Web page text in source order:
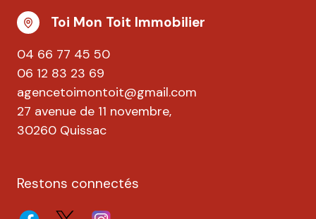
Toi Mon Toit Immobilier
04 66 77 45 50
06 12 83 23 69
agencetoimontoit@gmail.com
27 avenue de 11 novembre,
30260 Quissac
Restons connectés